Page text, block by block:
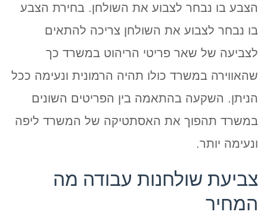
הצבע בו נבחר לצבוע את השולחן. בחירת הצבע
בו נבחר לצבוע את השולחן צריכה להתאים
לצביעה של שאר פריטי הריהוט במשרד כך
שהאווירה במשרד כולו תהיה הרמונית ונעימה ככל
הניתן. השקעה בהתאמה בין הפריטים השונים
במשרד תהפוך את האסתטיקה של המשרד ליפה
ונעימה יותר.
צביעת שולחנות עבודה מה
המחיר